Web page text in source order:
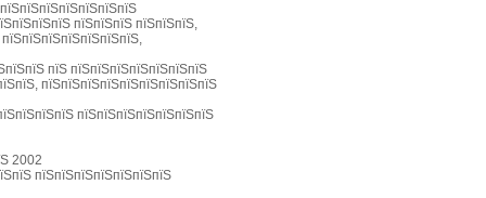
пїЅпїЅпїЅ пїЅпїЅпїЅ,
пїЅ пїЅпїЅпїЅпїЅпїЅпїЅпїЅ
пїЅпїЅпїЅпїЅпїЅпїЅпїЅпїЅпїЅ
пїЅпїЅпїЅпїЅпїЅпїЅпїЅ
2002
пїЅпїЅпїЅпїЅпїЅпїЅпїЅ